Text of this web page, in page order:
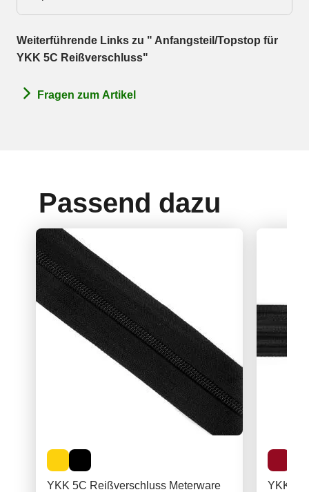
Weiterführende Links zu " Anfangsteil/Topstop für
YKK 5C Reißverschluss"
Fragen zum Artikel
Passend dazu
YKK 5C Reißverschluss Meterware
YKK